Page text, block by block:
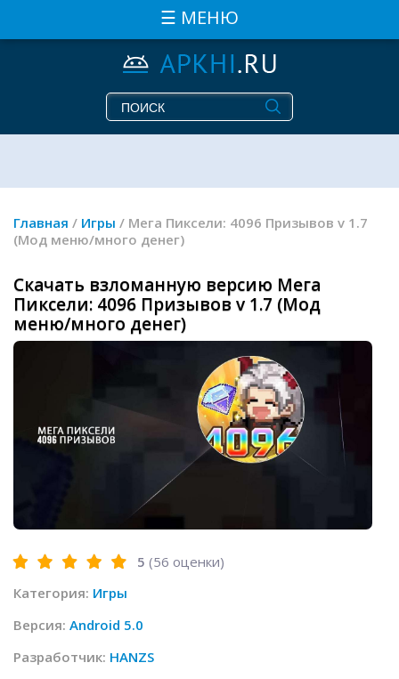
☰ МЕНЮ
Главная / Игры / Мега Пиксели: 4096 Призывов v 1.7
(Мод меню/много денег)
Скачать взломанную версию Мега
Пиксели: 4096 Призывов v 1.7 (Мод
меню/много денег)
5 (56 оценки)
Категория: Игры
Версия: Android 5.0
Разработчик: HANZS